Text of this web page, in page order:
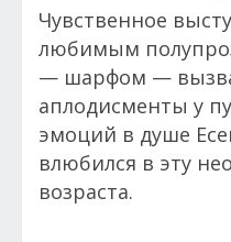
Чувственное
любимым
— шарфом —
аплодисменты у
эмоций в душе
влюбился в эту
возраста.